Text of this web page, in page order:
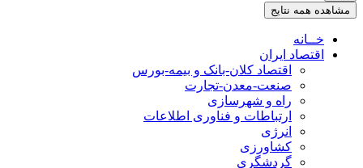
مشاهده همه نتایج
خــانه
اقتصاد ایران
اقتصاد کلان-بانک و بیمه-بورس
صنعت-معدن-تجارت
راه و شهرسازی
ارتباطات و فناوری اطلاعات
انرژی
کشاورزی
گردشگری